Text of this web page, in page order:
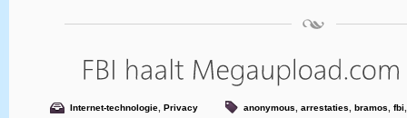
Internet-technologie, Privacy anonymous arrestaties bramos fbi